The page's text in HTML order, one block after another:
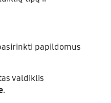
papildomus
valdiklis
.